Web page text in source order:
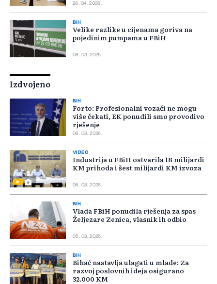
28. 04. 2026.
BIH
Velike razlike u cijenama goriva na
pojedinim pumpama u FBiH
08. 03. 2026.
Izdvojeno
BIH
Forto: Profesionalni vozači ne mogu
više čekati, EK ponudili smo provodivo
rješenje
06. 08. 2026.
VIDEO
Industrija u FBiH ostvarila 18 milijardi
KM prihoda i šest milijardi KM izvoza
06. 08. 2026.
BIH
Vlada FBiH ponudila rješenja za spas
Željezare Zenica, vlasnik ih odbio
05. 08. 2026.
BIH
Bihać nastavlja ulagati u mlade: Za
razvoj poslovnih ideja osigurano
32.000 KM